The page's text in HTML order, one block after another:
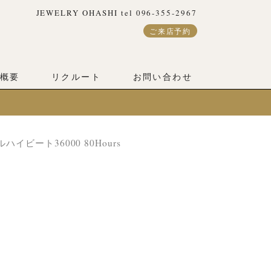
JEWELRY OHASHI tel 096-355-2967
ご来店予約
要 リクルート お問い合わせ
イビート36000 80Hours